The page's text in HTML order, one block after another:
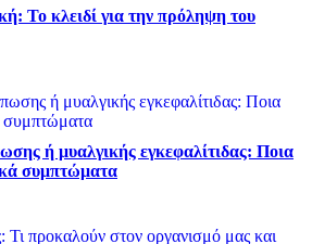
Το κλειδί για την πρόληψη του
ή μυαλγικής εγκεφαλίτιδας: Ποια
συμπτώματα